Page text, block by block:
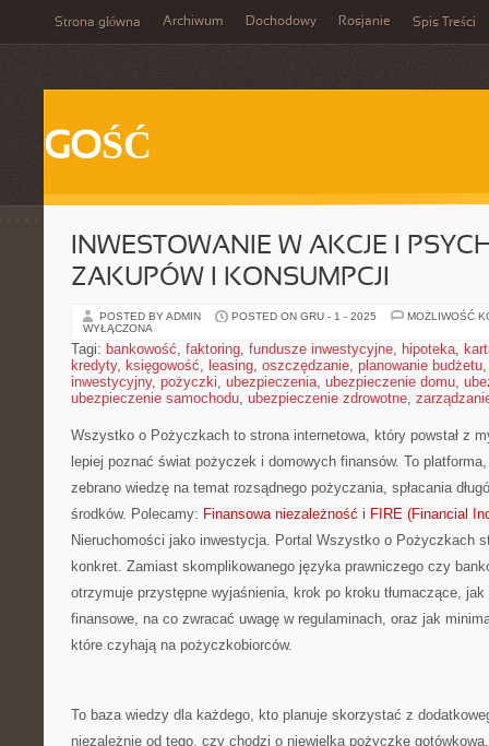
Strona główna Archiwum Dochodowy Rosjanie Spis Treści
GOŚĆ
INWESTOWANIE W AKCJE I
ZAKUPÓW I KONSUMPCJI
POSTED BY ADMIN POSTED ON GRU - 1 - 2025
MOŻLIWOŚĆ
WYŁĄCZONA
Tagi: bankowość, faktoring, fundusze inwestycyjne, hipoteka,
kredyty, księgowość, leasing, oszczędzanie, planowanie budżetu
inwestycyjny, pożyczki, ubezpieczenia, ubezpieczenie domu,
ubezpieczenie samochodu, ubezpieczenie zdrowotne,
Wszystko o Pożyczkach to strona internetowa, który powstał z
lepiej poznać świat pożyczek i domowych finansów. To
zebrano wiedzę na temat rozsądnego pożyczania, spłacania
środków. Polecamy: Finansowa niezależność i FIRE (Financial
Nieruchomości jako inwestycja. Portal Wszystko o Pożyczkach
konkret. Zamiast skomplikowanego języka prawniczego czy
otrzymuje przystępne wyjaśnienia, krok po kroku tłumaczące,
finansowe, na co zwracać uwagę w regulaminach, oraz jak
które czyhają na pożyczkobiorców.
To baza wiedzy dla każdego, kto planuje skorzystać z
niezależnie od tego, czy chodzi o niewielką pożyczkę